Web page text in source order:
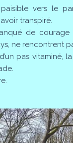
vers le
transpiré.
de
ne rencontrent
pas vitaminé,